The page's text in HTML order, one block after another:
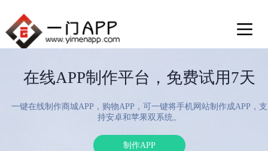
在线APP制作平台，免费试用7天
一键在线制作商城APP，购物APP，可一键将手机网站制作成APP，支
持安卓和苹果双系统。
制作APP